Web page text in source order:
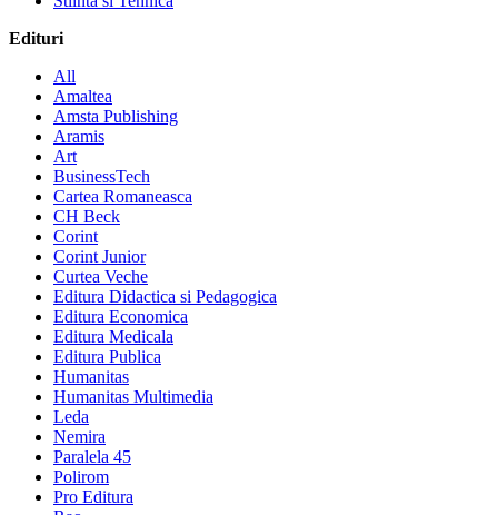
Edituri
All
Amaltea
Amsta Publishing
Aramis
Art
BusinessTech
Cartea Romaneasca
CH Beck
Corint
Corint Junior
Curtea Veche
Editura Didactica si Pedagogica
Editura Economica
Editura Medicala
Editura Publica
Humanitas
Humanitas Multimedia
Leda
Nemira
Paralela 45
Polirom
Pro Editura